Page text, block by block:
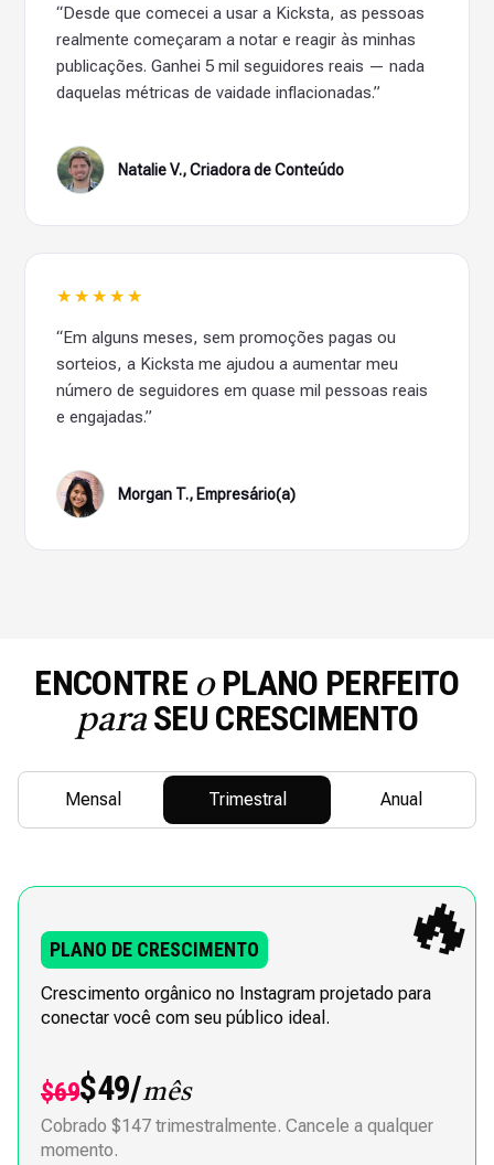
“Desde que comecei a usar a Kicksta, as pessoas
realmente começaram a notar e reagir às minhas
publicações. Ganhei 5 mil seguidores reais — nada
daquelas métricas de vaidade inflacionadas.”
Natalie V., Criadora de Conteúdo
★★★★★
“Em alguns meses, sem promoções pagas ou
sorteios, a Kicksta me ajudou a aumentar meu
número de seguidores em quase mil pessoas reais
e engajadas.”
Morgan T., Empresário(a)
ENCONTRE oPLANO PERFEITO
paraSEU CRESCIMENTO
Mensal Trimestral Anual
PLANO DE CRESCIMENTO
Crescimento orgânico no Instagram projetado para
conectar você com seu público ideal.
$69$49/mês
Cobrado $147 trimestralmente. Cancele a qualquer
momento.
🔥